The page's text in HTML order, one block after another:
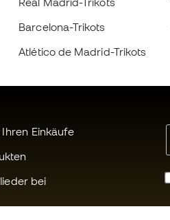
Barcelona-Trikots
Atlético de Madrid-Trikots
Einkäufe
bei